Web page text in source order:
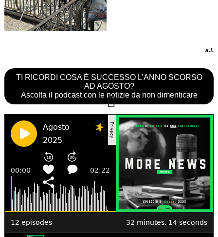
a.f.
TI RICORDI COSA È SUCCESSO L’ANNO SCORSO
AD AGOSTO?
Ascolta il podcast con le notizie da non dimenticare